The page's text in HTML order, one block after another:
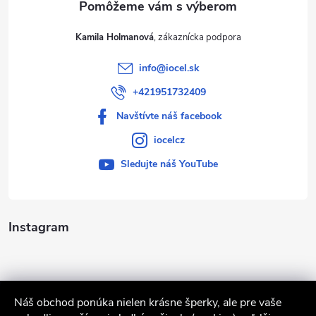
Náš obchod ponúka nielen krásne šperky, ale pre vaše
Instagram
Kamila Holmanová
info@iocel.sk
+421951732409
Navštívte náš facebook
iocelcz
Sledujte náš YouTube